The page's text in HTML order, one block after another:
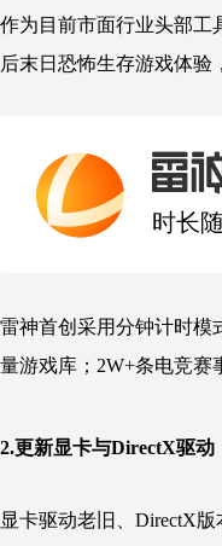
作为目前市面行业头部工
后末日恐怖生存游戏体验
雷
时长
雷神首创采用分钟计时模
量游戏库；2W+条电竞赛
2.更新显卡与DirectX驱动
显卡驱动老旧、DirectX